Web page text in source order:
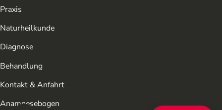
Praxis
Naturheilkunde
Diagnose
Behandlung
Kontakt & Anfahrt
Anamnesebogen